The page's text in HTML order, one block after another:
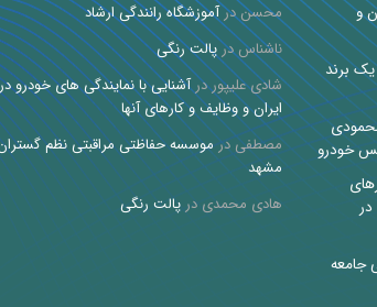
و
برند
خودرو
جامعه
محسندرآموزشگاه رانندگی ارشاد
ناشناسدرپالت رنگی
شادی علیپوردرآشنایی با نمایندگی های خودرو در
ایران و وظایف و کارهای آنها
مصطفی درموسسه حفاظتی مراقبتی نظم
مشهد
هادی محمدی در پالت رنگی